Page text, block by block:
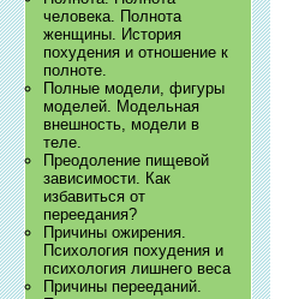
человека. Полнота
женщины. История
похудения и отношение к
полноте.
Полные модели, фигуры
моделей. Модельная
внешность, модели в
теле.
Преодоление пищевой
зависимости. Как
избавиться от
переедания?
Причины ожирения.
Психология похудения и
психология лишнего веса
Причины перееданий.